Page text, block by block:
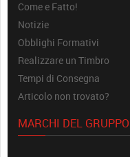
Come e Fatto!
Notizie
Obblighi Formativi
Realizzare un Timbro
Tempi di Consegna
Articolo non trovato?
MARCHI DEL GRUPPO